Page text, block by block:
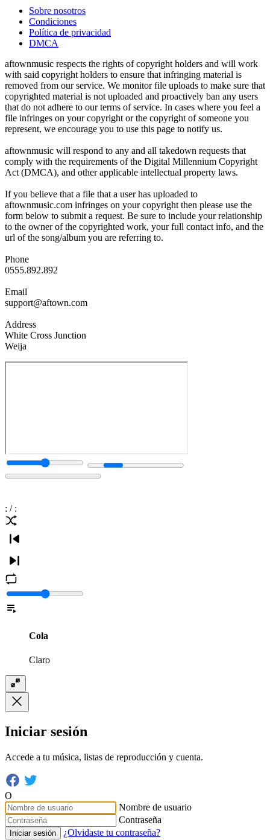
Sobre nosotros
Condiciones
Política de privacidad
DMCA
aftownmusic respects the rights of copyright holders and will work
with said copyright holders to ensure that infringing material is
removed from our service. We monitor file uploads to make sure that
copyrighted material is not uploaded and proactively ban any users
that do not adhere to our terms of service. In cases where you feel a
file infringes on your copyright or the copyright of someone you
represent, we encourage you to use this page to notify us.
aftownmusic will respond to any and all takedown requests that
comply with the requirements of the Digital Millennium Copyright
Act (DMCA), and other applicable intellectual property laws.
If you believe that a file that a user has uploaded to
aftownmusic.com infringes on your copyright then please use the
form below to submit a request. Be sure to include your relationship
to the owner of the copyrighted work, your full contact info, and the
url of the song/album you are referring to.
Phone
0555.892.892
Email
support@aftown.com
Address
White Cross Junction
Weija
: / :
Cola
Claro
Iniciar sesión
Accede a tu música, listas de reproducción y cuenta.
O
Nombre de usuario
Contraseña
Iniciar sesión
¿Olvidaste tu contraseña?